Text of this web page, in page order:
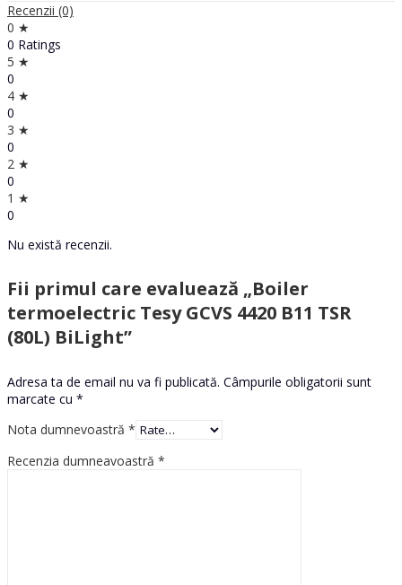
Recenzii (0)
0 ★
0 Ratings
5 ★
0
4 ★
0
3 ★
0
2 ★
0
1 ★
0
Nu există recenzii.
Fii primul care evaluează „Boiler
termoelectric Tesy GCVS 4420 B11 TSR
(80L) BiLight”
Adresa ta de email nu va fi publicată. Câmpurile obligatorii sunt
marcate cu *
Nota dumnevoastră *
Recenzia dumneavoastră *